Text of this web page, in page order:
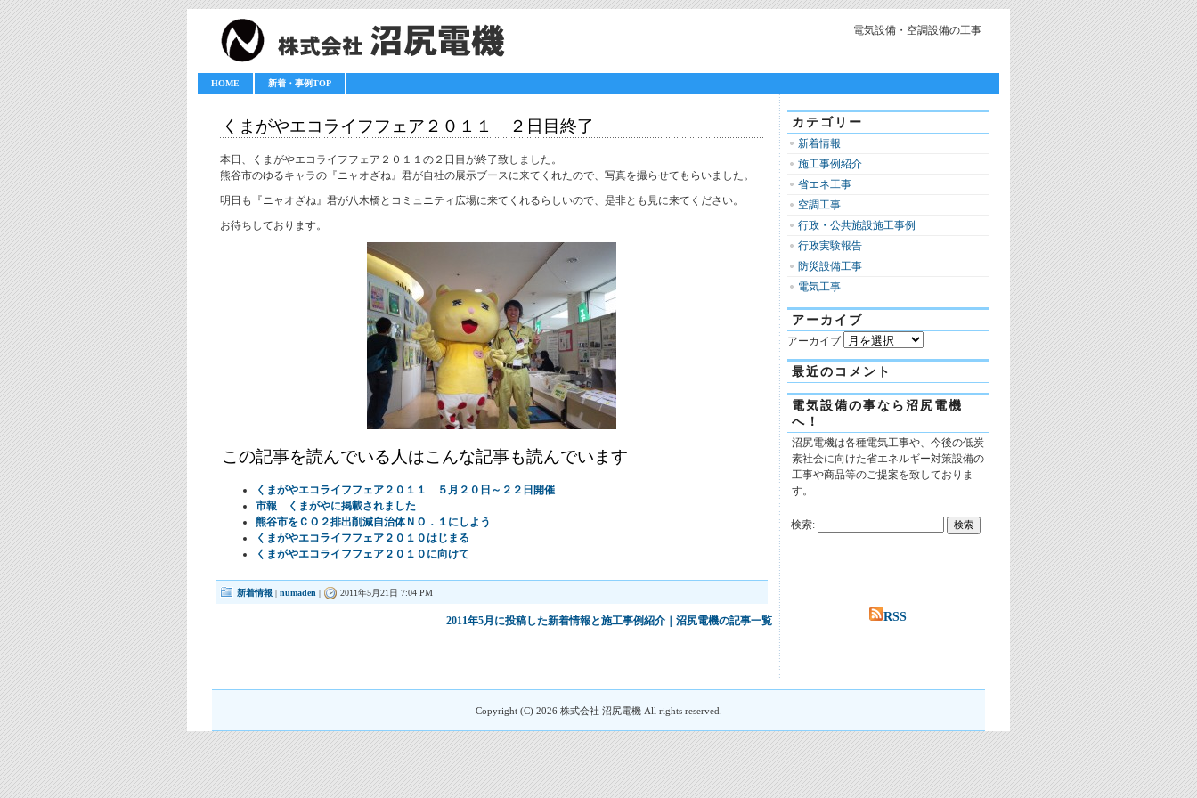
電気設備・空調設備の工事
HOME 新着・事例TOP
くまがやエコライフフェア２０１１ ２日目終了
本日、くまがやエコライフフェア２０１１の２日目が終了致しました。
熊谷市のゆるキャラの『ニャオざね』君が自社の展示ブースに来てくれたので、写真を撮らせてもらいました。
明日も『ニャオざね』君が八木橋とコミュニティ広場に来てくれるらしいので、是非とも見に来てください。
お待ちしております。
この記事を読んでいる人はこんな記事も読んでいます
くまがやエコライフフェア２０１１ ５月２０日～２２日開催
市報 くまがやに掲載されました
熊谷市をＣＯ２排出削減自治体ＮＯ．１にしよう
くまがやエコライフフェア２０１０はじまる
くまがやエコライフフェア２０１０に向けて
新着情報 numaden 2011年5月21日 7:04 PM
2011年5月に投稿した新着情報と施工事例紹介｜沼尻電機の記事一覧
カテゴリー
新着情報
施工事例紹介
省エネ工事
空調工事
行政・公共施設施工事例
行政実験報告
防災設備工事
電気工事
アーカイブ
アーカイブ
最近のコメント
電気設備の事なら沼尻電機
へ！
沼尻電機は各種電気工事や、今後の低炭
素社会に向けた省エネルギー対策設備の
工事や商品等のご提案を致しておりま
す。
検索:
RSS
Copyright (C) 2026 株式会社 沼尻電機 All rights reserved.